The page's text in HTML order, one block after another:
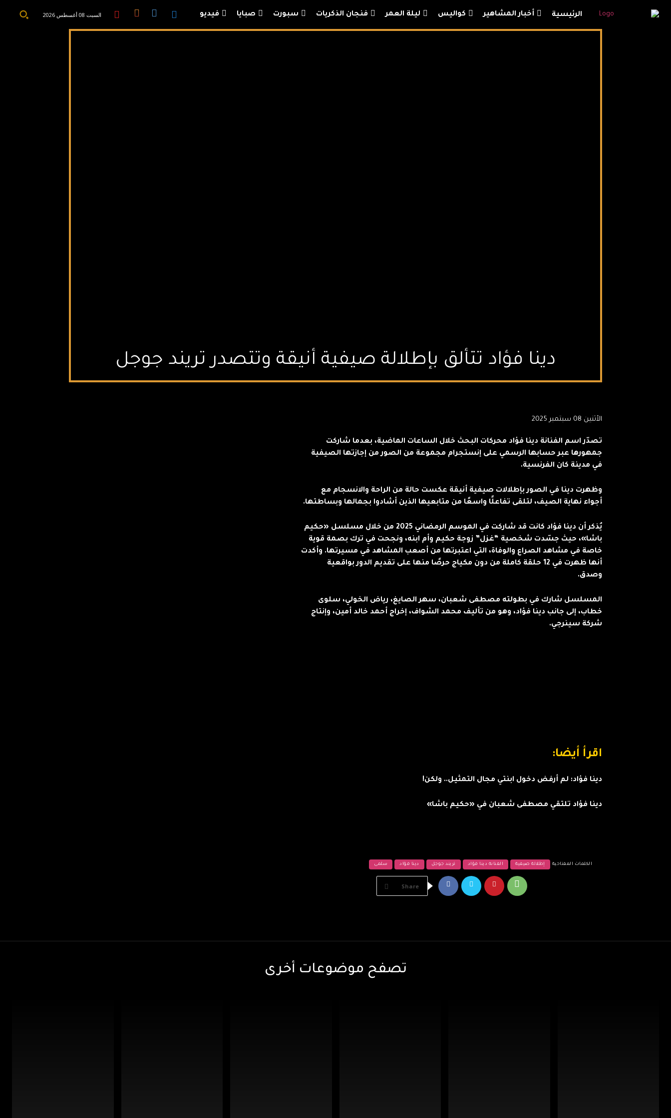
الرئيسية أخبار المشاهير كواليس ليلة العمر فنجان الذكريات سبورت صبايا فيديو السبت 08 أغسطس 2026
دينا فؤاد تتألق بإطلالة صيفية أنيقة وتتصدر تريند جوجل
الأثنين 08 سبتمبر 2025
تصدّر اسم الفنانة دينا فؤاد محركات البحث خلال الساعات الماضية، بعدما شاركت
جمهورها عبر حسابها الرسمي على إنستجرام مجموعة من الصور من إجازتها الصيفية
في مدينة كان الفرنسية.
وظهرت دينا في الصور بإطلالات صيفية أنيقة عكست حالة من الراحة والانسجام مع
أجواء نهاية الصيف، لتلقى تفاعلًا واسعًا من متابعيها الذين أشادوا بجمالها وبساطتها.
يُذكر أن دينا فؤاد كانت قد شاركت في الموسم الرمضاني 2025 من خلال مسلسل «حكيم
باشا»، حيث جسّدت شخصية “غزل” زوجة حكيم وأم ابنه، ونجحت في ترك بصمة قوية
خاصة في مشاهد الصراع والوفاة، التي اعتبرتها من أصعب المشاهد في مسيرتها. وأكدت
أنها ظهرت في 12 حلقة كاملة من دون مكياج حرصًا منها على تقديم الدور بواقعية
وصدق.
المسلسل شارك في بطولته مصطفى شعبان، سهر الصايغ، رياض الخولي، سلوى
خطاب، إلى جانب دينا فؤاد، وهو من تأليف محمد الشواف، إخراج أحمد خالد أمين، وإنتاج
شركة سينرجي.
اقرأ أيضا:
دينا فؤاد: لم أرفض دخول ابنتي مجال التمثيل.. ولكن!
دينا فؤاد تلتقي مصطفى شعبان في «حكيم باشا»
الكلمات المفتاحية إطلالة صيفية الفنانة دينا فؤاد تريند جوجل دينا فؤاد سلمى
Share
تصفح موضوعات أخرى